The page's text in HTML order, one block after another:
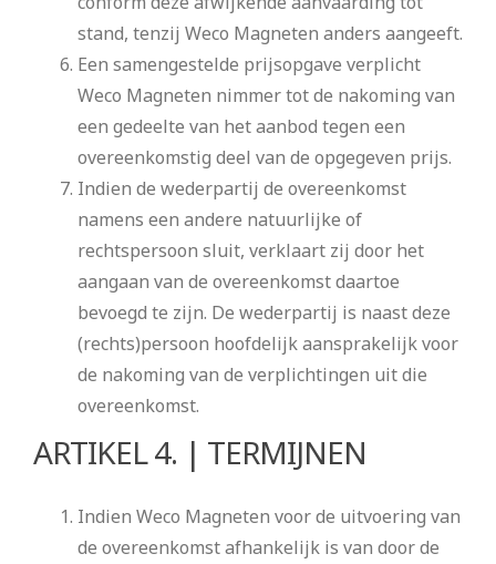
stand, tenzij Weco Magneten anders aangeeft.
Een samengestelde prijsopgave verplicht
Weco Magneten nimmer tot de nakoming van
een gedeelte van het aanbod tegen een
overeenkomstig deel van de opgegeven prijs.
Indien de wederpartij de overeenkomst
namens een andere natuurlijke of
rechtspersoon sluit, verklaart zij door het
aangaan van de overeenkomst daartoe
bevoegd te zijn. De wederpartij is naast deze
(rechts)persoon hoofdelijk aansprakelijk voor
de nakoming van de verplichtingen uit die
overeenkomst.
ARTIKEL 4. | TERMIJNEN
Indien Weco Magneten voor de uitvoering van
de overeenkomst afhankelijk is van door de